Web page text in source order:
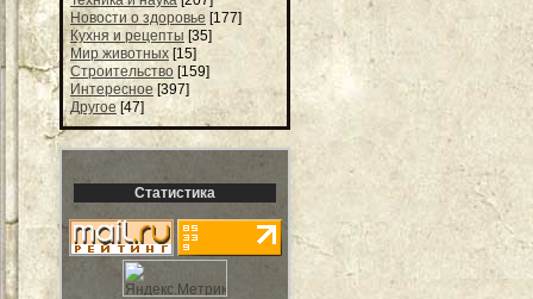
Новости о здоровье [177]
Кухня и рецепты [35]
Мир животных [15]
Строительство [159]
Интересное [397]
Другое [47]
Статистика